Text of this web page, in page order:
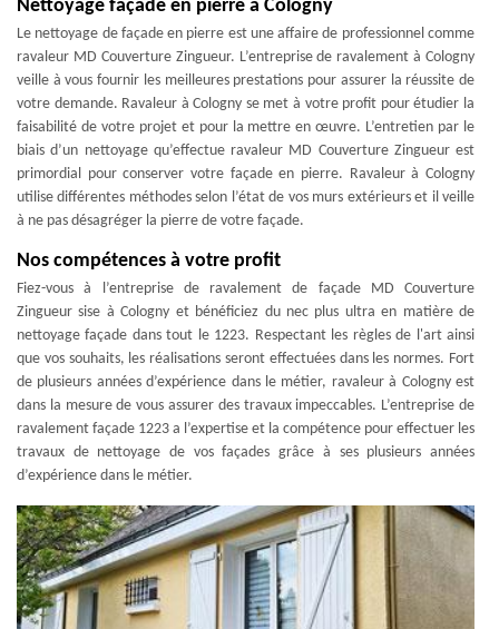
Nettoyage façade en pierre à Cologny
Le nettoyage de façade en pierre est une affaire de professionnel comme
ravaleur MD Couverture Zingueur. L’entreprise de ravalement à Cologny
veille à vous fournir les meilleures prestations pour assurer la réussite de
votre demande. Ravaleur à Cologny se met à votre profit pour étudier la
faisabilité de votre projet et pour la mettre en œuvre. L’entretien par le
biais d’un nettoyage qu’effectue ravaleur MD Couverture Zingueur est
primordial pour conserver votre façade en pierre. Ravaleur à Cologny
utilise différentes méthodes selon l’état de vos murs extérieurs et il veille
à ne pas désagréger la pierre de votre façade.
Nos compétences à votre profit
Fiez-vous à l’entreprise de ravalement de façade MD Couverture
Zingueur sise à Cologny et bénéficiez du nec plus ultra en matière de
nettoyage façade dans tout le 1223. Respectant les règles de l'art ainsi
que vos souhaits, les réalisations seront effectuées dans les normes. Fort
de plusieurs années d’expérience dans le métier, ravaleur à Cologny est
dans la mesure de vous assurer des travaux impeccables. L’entreprise de
ravalement façade 1223 a l’expertise et la compétence pour effectuer les
travaux de nettoyage de vos façades grâce à ses plusieurs années
d’expérience dans le métier.